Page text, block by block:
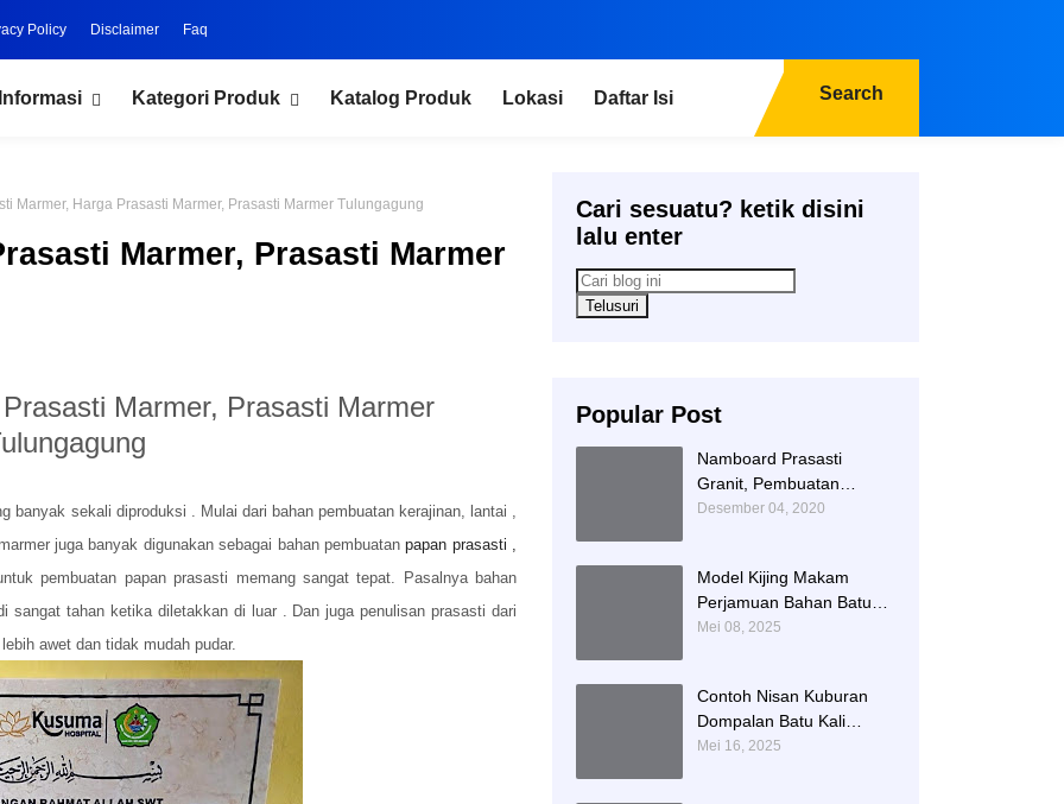
Policy Disclaimer Faq
Kategori Produk Katalog Produk Lokasi Daftar Isi Search
Marmer, Harga Prasasti Marmer, Prasasti Marmer Tulungagung
Marmer, Prasasti Marmer
Marmer, Prasasti Marmer
banyak sekali diproduksi . Mulai dari bahan pembuatan kerajinan, lantai ,
juga banyak digunakan sebagai bahan pembuatanpapan prasasti ,
pembuatan papan prasasti memang sangat tepat. Pasalnya bahan
sangat tahan ketika diletakkan di luar . Dan juga penulisan prasasti dari
awet dan tidak mudah pudar.
Cari sesuatu? ketik disini
lalu enter
Popular Post
Namboard Prasasti
Granit, Pembuatan
Prasasti Namboard,
Desember 04, 2020
Model Kijing Makam
Perjamuan Bahan Batu
Granit Hitam Mengkilat
Mei 08, 2025
Contoh Nisan Kuburan
Dompalan Batu Kali
Termurah
Mei 16, 2025